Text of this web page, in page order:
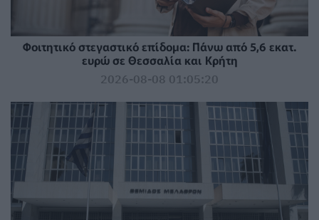
Φοιτητικό στεγαστικό επίδομα: Πάνω από 5,6 εκατ.
ευρώ σε Θεσσαλία και Κρήτη
2026-08-08 01:05:20